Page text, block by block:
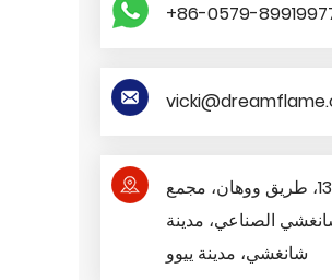
+86-0579-
رقم 13، طريق ووهان، مجمع
الصناعي، مدينة
شانغشي، مدينة ييوو